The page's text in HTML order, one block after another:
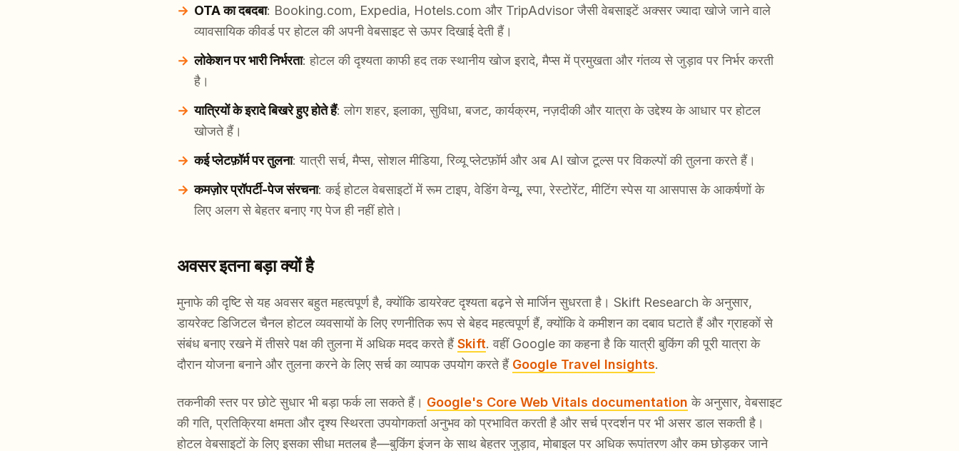
OTA का दबदबा: Booking.com, Expedia, Hotels.com और TripAdvisor जैसी वेबसाइटें अक्सर ज्यादा खोजे जाने वाले
व्यावसायिक कीवर्ड पर होटल की अपनी वेबसाइट से ऊपर दिखाई देती हैं।
लोकेशन पर भारी निर्भरता: होटल की दृश्यता काफी हद तक स्थानीय खोज इरादे, मैप्स में प्रमुखता और गंतव्य से जुड़ाव पर निर्भर करती
है।
यात्रियों के इरादे बिखरे हुए होते हैं: लोग शहर, इलाका, सुविधा, बजट, कार्यक्रम, नज़दीकी और यात्रा के उद्देश्य के आधार पर होटल
खोजते हैं।
कई प्लेटफ़ॉर्म पर तुलना: यात्री सर्च, मैप्स, सोशल मीडिया, रिव्यू प्लेटफ़ॉर्म और अब AI खोज टूल्स पर विकल्पों की तुलना करते हैं।
कमज़ोर प्रॉपर्टी-पेज संरचना: कई होटल वेबसाइटों में रूम टाइप, वेडिंग वेन्यू, स्पा, रेस्टोरेंट, मीटिंग स्पेस या आसपास के आकर्षणों के
लिए अलग से बेहतर बनाए गए पेज ही नहीं होते।
अवसर इतना बड़ा क्यों है
मुनाफे की दृष्टि से यह अवसर बहुत महत्वपूर्ण है, क्योंकि डायरेक्ट दृश्यता बढ़ने से मार्जिन सुधरता है। Skift Research के अनुसार,
डायरेक्ट डिजिटल चैनल होटल व्यवसायों के लिए रणनीतिक रूप से बेहद महत्वपूर्ण हैं, क्योंकि वे कमीशन का दबाव घटाते हैं और ग्राहकों से
संबंध बनाए रखने में तीसरे पक्ष की तुलना में अधिक मदद करते हैंSkift. वहीं Google का कहना है कि यात्री बुकिंग की पूरी यात्रा के
दौरान योजना बनाने और तुलना करने के लिए सर्च का व्यापक उपयोग करते हैं Google Travel Insights.
तकनीकी स्तर पर छोटे सुधार भी बड़ा फर्क ला सकते हैं। Google's Core Web Vitals documentation के अनुसार, वेबसाइट
की गति, प्रतिक्रिया क्षमता और दृश्य स्थिरता उपयोगकर्ता अनुभव को प्रभावित करती है और सर्च प्रदर्शन पर भी असर डाल सकती है।
होटल वेबसाइटों के लिए इसका सीधा मतलब है—बुकिंग इंजन के साथ बेहतर जुड़ाव, मोबाइल पर अधिक रूपांतरण और कम छोड़कर जाने